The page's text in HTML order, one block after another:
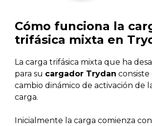
Cómo funciona la
trifásica mixta en
La carga trifásica mixta que ha
para su cargador Trydan
cambio dinámico de activación de
carga.
Inicialmente la carga comienza